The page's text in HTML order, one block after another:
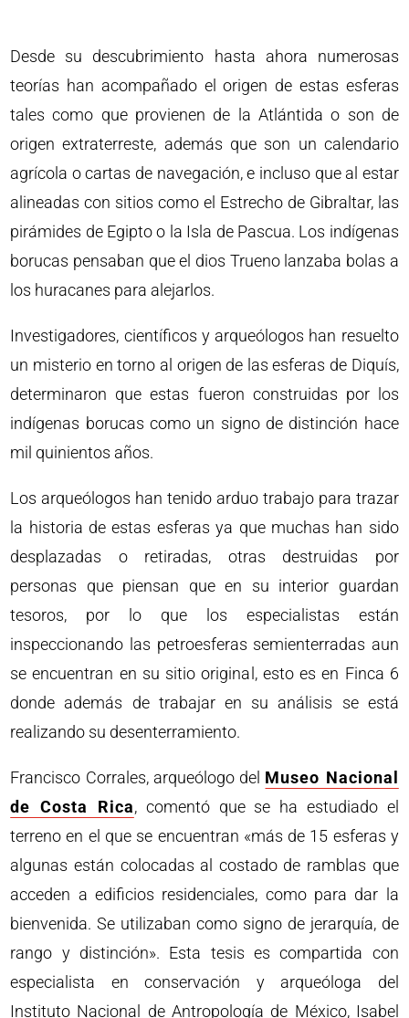
Desde su descubrimiento hasta ahora numerosas
teorías han acompañado el origen de estas esferas
tales como que provienen de la Atlántida o son de
origen extraterreste, además que son un calendario
agrícola o cartas de navegación, e incluso que al estar
alineadas con sitios como el Estrecho de Gibraltar, las
pirámides de Egipto o la Isla de Pascua. Los indígenas
borucas pensaban que el dios Trueno lanzaba bolas a
los huracanes para alejarlos.
Investigadores, científicos y arqueólogos han resuelto
un misterio en torno al origen de las esferas de Diquís,
determinaron que estas fueron construidas por los
indígenas borucas como un signo de distinción hace
mil quinientos años.
Los arqueólogos han tenido arduo trabajo para trazar
la historia de estas esferas ya que muchas han sido
desplazadas o retiradas, otras destruidas por
personas que piensan que en su interior guardan
tesoros, por lo que los especialistas están
inspeccionando las petroesferas semienterradas aun
se encuentran en su sitio original, esto es en Finca 6
donde además de trabajar en su análisis se está
realizando su desenterramiento.
Francisco Corrales, arqueólogo del Museo Nacional
de Costa Rica, comentó que se ha estudiado el
terreno en el que se encuentran «más de 15 esferas y
algunas están colocadas al costado de ramblas que
acceden a edificios residenciales, como para dar la
bienvenida. Se utilizaban como signo de jerarquía, de
rango y distinción». Esta tesis es compartida con
especialista en conservación y arqueóloga del
Instituto Nacional de Antropología de México, Isabel